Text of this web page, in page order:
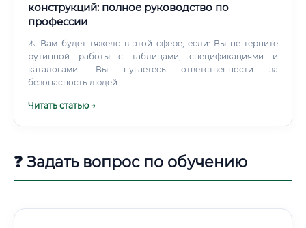
конструкций: полное руководство по
профессии
⚠️ Вам будет тяжело в этой сфере, если: Вы не терпите
рутинной работы с таблицами, спецификациями и
каталогами. Вы пугаетесь ответственности за
безопасность людей.
Читать статью →
❓ Задать вопрос по обучению